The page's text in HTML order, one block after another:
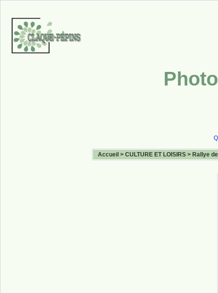
Accueil > CULTURE ET LOISIRS > Rallye